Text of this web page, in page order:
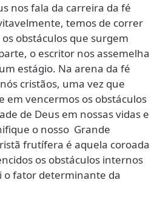
nos fala da carreira da fé
temos de correr
obstáculos que surgem
o escritor nos assemelha
estágio. Na arena da fé
cristãos, uma vez que
em vencermos os obstáculos
de Deus em nossas vidas e
o nosso Grande
frutífera é aquela coroada
os obstáculos internos
o fator determinante da